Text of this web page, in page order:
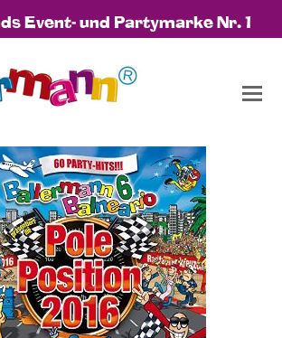
Event- und Partymarke Nr. 1